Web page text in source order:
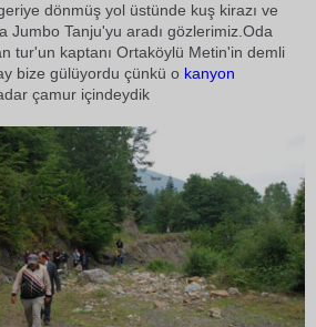
dönmüş yol üstünde kuş kirazı ve
Jumbo Tanju'yu aradı gözlerimiz.Oda
tur'un kaptanı Ortaköylü Metin'in demli
bize gülüyordu çünkü o kanyon
çamur içindeydik